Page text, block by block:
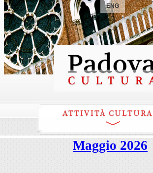
ENG
ATTIVITÀ
Maggio 2026